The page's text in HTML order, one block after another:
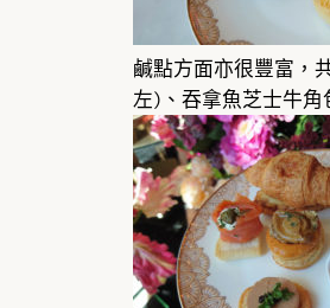
鹹點方面亦很豐富，
左)、吞拿魚芝士牛